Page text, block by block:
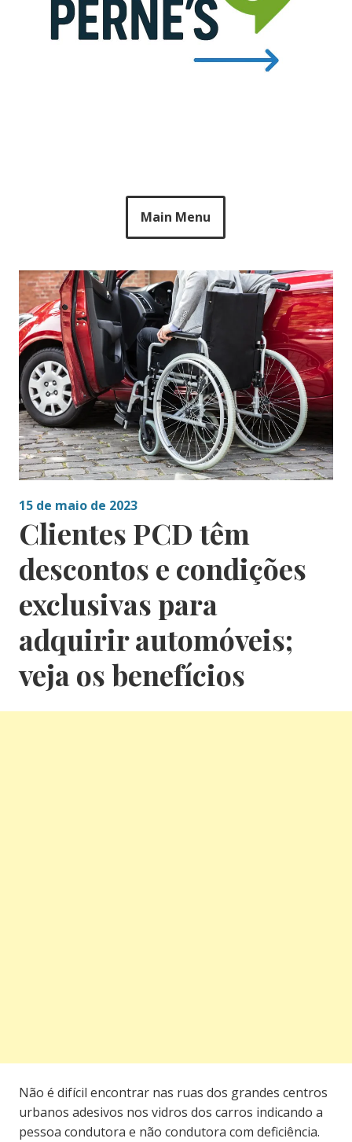
Main Menu
15 de maio de 2023
Clientes PCD têm
descontos e condições
exclusivas para
adquirir automóveis;
veja os benefícios
Não é difícil encontrar nas ruas dos grandes centros
urbanos adesivos nos vidros dos carros indicando a
pessoa condutora e não condutora com deficiência.